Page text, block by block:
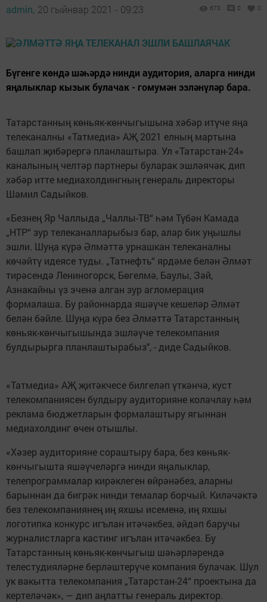
admin, 20 гыйнвар 2021 - 09:23 673 0 0
Бүгенге көндә шәһәрдә нинди аудитория, аларга нинди
яңалыклар кызык булачак - гомумән эзләнүләр бара.
Татарстанның көньяк-көнчыгышына хәбәр итүче яңа
телеканалны «Татмедиа» АҖ 2021 елның мартына
башлап җибәрергә планлаштыра. Ул «Татарстан-24»
каналының челтәр партнеры буларак эшләячәк, дип
хәбәр итте медиахолдингның генераль директоры
Шамил Садыйков.
«Безнең Яр Чаллыда „Чаллы-ТВ“ һәм Түбән Камада
„НТР“ зур телеканалларыбыз бар, алар бик уңышлы
эшли. Шуңа күрә Әлмәттә урнашкан телеканалны
көчәйтү идеясе туды. „Татнефть“ ярдәме белән Әлмәт
тирәсендә Лениногорск, Бөгелмә, Баулы, Зәй,
Азнакайны үз эченә алган зур агломерация
формалаша. Бу районнарда яшәүче кешеләр Әлмәт
белән бәйле. Шуңа күрә без Әлмәттә Татарстанның
көньяк-көнчыгышында эшләүче телекомпания
булдырырга планлаштырабыз", - диде Садыйков.
«Татмедиа» АҖ җитәкчесе билгеләп үткәнчә, куст
телекомпаниясен булдыру аудиторияне колачлау һәм
реклама бюджетларын формалаштыру ягыннан
медиахолдинг өчен отышлы.
«Хәзер аудиторияне сораштыру бара, без көньяк-
көнчыгышта яшәүчеләргә нинди яңалыклар,
телепрограммалар кирәклеген өйрәнәбез, аларны
барыннан да бигрәк нинди темалар борчый. Киләчәктә
без телекомпаниянең иң яхшы исеменә, иң яхшы
логотипка конкурс игълан итәчәкбез, әйдәп баручы
журналистларга кастинг игълан итәчәкбез. Бу
Татарстанның көньяк-көнчыгыш шәһәрләрендә
телестудияләрне берләштерүче компания булачак. Шул
ук вакытта телекомпания „Татарстан-24“ проектына да
кертеләчәк», — дип аңлатты генераль директор.